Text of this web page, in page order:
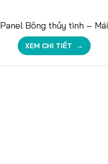
Panel Bông thủy tinh – Mái
XEM CHI TIẾT